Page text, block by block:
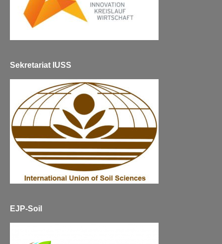
Sekretariat IUSS
EJP-Soil